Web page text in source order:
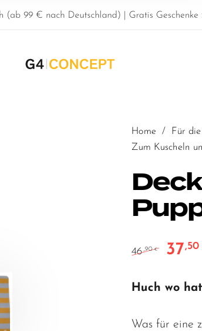
(ab 99 € nach Deutschland) | Gratis Geschenke
Home /
Für
Zum Kuscheln
46,90€ 37
Huch wo
Was für eine